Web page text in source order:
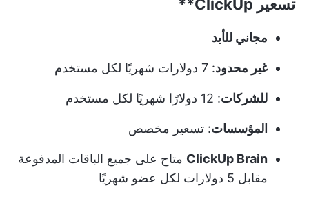
تسعير ClickUp**
مجاني للأبد
غير محدود: 7 دولارات شهريًا لكل مستخدم
للشركات: 12 دولارًا شهريًا لكل مستخدم
المؤسسات: تسعير مخصص
ClickUp Brain متاح على جميع الباقات المدفوعة
مقابل 5 دولارات لكل عضو شهريًا